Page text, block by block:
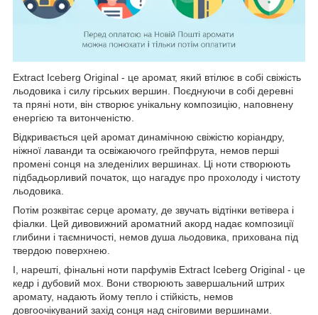
Extract Iceberg Original - це аромат, який втілює в собі свіжість
льодовика і силу гірських вершин. Поєднуючи в собі деревні
та пряні ноти, він створює унікальну композицію, наповнену
енергією та витонченістю.
Відкривається цей аромат динамічною свіжістю коріандру,
ніжної лаванди та освіжаючого грейпфрута, немов перші
промені сонця на зледенілих вершинах. Ці ноти створюють
підбадьорливий початок, що нагадує про прохолоду і чистоту
льодовика.
Потім розквітає серце аромату, де звучать відтінки ветівера і
фіалки. Цей дивовижний ароматний акорд надає композиції
глибини і таємничості, немов душа льодовика, прихована під
твердою поверхнею.
І, нарешті, фінальні ноти парфумів Extract Iceberg Original - це
кедр і дубовий мох. Вони створюють завершальний штрих
аромату, надають йому тепло і стійкість, немов
довгоочікуваний захід сонця над сніговими вершинами.